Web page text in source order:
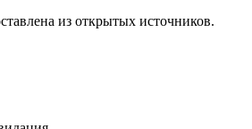
из открытых источников.